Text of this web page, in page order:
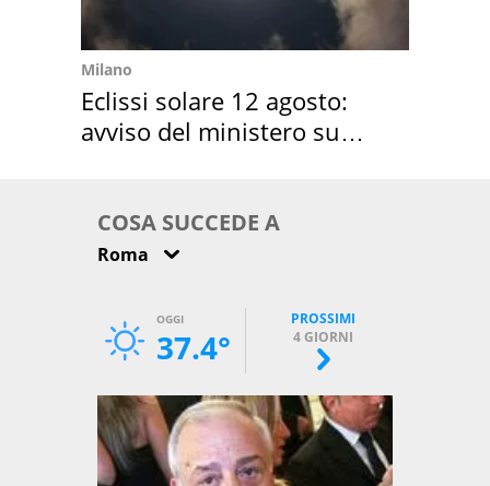
Milano
Eclissi solare 12 agosto:
avviso del ministero su